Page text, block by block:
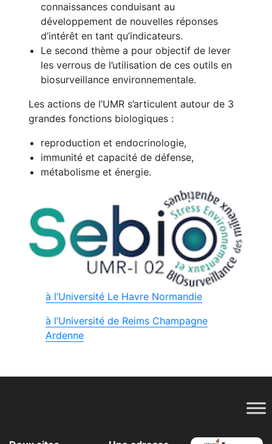
connaissances conduisant au
développement de nouvelles réponses
d’intérêt en tant qu’indicateurs.
Le second thème a pour objectif de lever
les verrous de l’utilisation de ces outils en
biosurveillance environnementale.
Les actions de l’UMR s’articulent autour de 3
grandes fonctions biologiques :
reproduction et endocrinologie,
immunité et capacité de défense,
métabolisme et énergie.
à l’Université Le Havre Normandie
à l’Université de Reims Champagne
Ardenne